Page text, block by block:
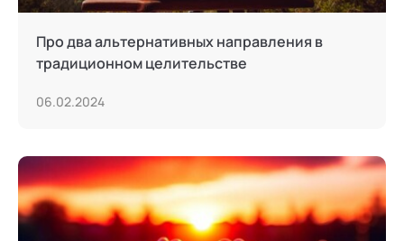
Про два альтернативных направления в
традиционном целительстве
06.02.2024